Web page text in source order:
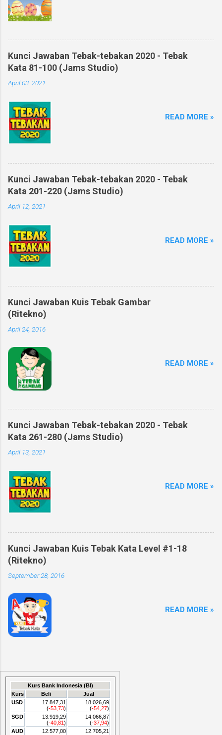
Kunci Jawaban Tebak-tebakan 2020 - Tebak
Kata 81-100 (Jams Studio)
April 03, 2021
READ MORE »
Kunci Jawaban Tebak-tebakan 2020 - Tebak
Kata 201-220 (Jams Studio)
April 12, 2021
READ MORE »
Kunci Jawaban Kuis Tebak Gambar
(Ritekno)
April 24, 2016
READ MORE »
Kunci Jawaban Tebak-tebakan 2020 - Tebak
Kata 261-280 (Jams Studio)
April 13, 2021
READ MORE »
Kunci Jawaban Kuis Tebak Kata Level #1-18
(Ritekno)
September 28, 2016
READ MORE »